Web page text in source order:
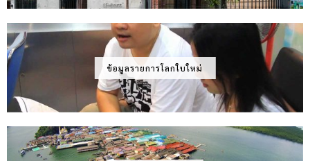
ข้อมูลรายการโลกใบใหม่